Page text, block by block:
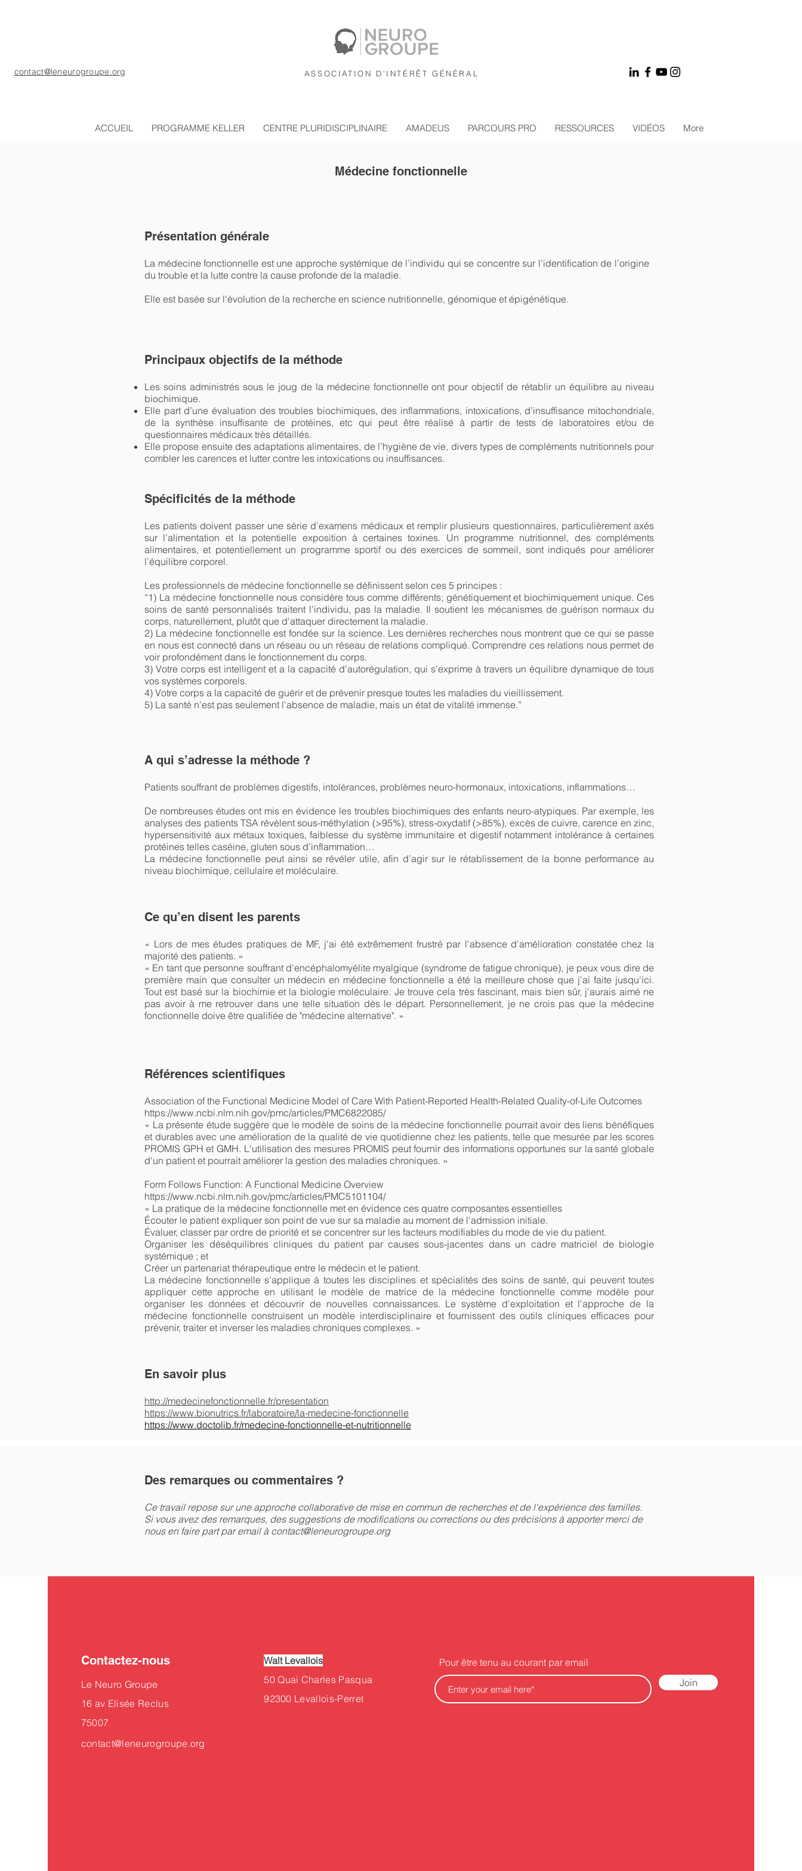
contact@leneurogroupe.org ASSOCIATION D'INTÉRÊT GÉNÉRAL
ACCUEIL PROGRAMME KELLER CENTRE PLURIDISCIPLINAIRE AMADEUS PARCOURS PRO RESSOURCES VIDÉOS More
Médecine fonctionnelle
Présentation générale
La médecine fonctionnelle est une approche systémique de l’individu qui se concentre sur l'identification de l’origine
du trouble et la lutte contre la cause profonde de la maladie.
Elle est basée sur l'évolution de la recherche en science nutritionnelle, génomique et épigénétique.
Principaux objectifs de la méthode
Les soins administrés sous le joug de la médecine fonctionnelle ont pour objectif de rétablir un équilibre au niveau
biochimique.
Elle part d’une évaluation des troubles biochimiques, des inflammations, intoxications, d’insuffisance mitochondriale,
de la synthèse insuffisante de protéines, etc qui peut être réalisé à partir de tests de laboratoires et/ou de
questionnaires médicaux très détaillés.
Elle propose ensuite des adaptations alimentaires, de l’hygiène de vie, divers types de compléments nutritionnels pour
combler les carences et lutter contre les intoxications ou insuffisances.
Spécificités de la méthode
Les patients doivent passer une série d’examens médicaux et remplir plusieurs questionnaires, particulièrement axés
sur l’alimentation et la potentielle exposition à certaines toxines. Un programme nutritionnel, des compléments
alimentaires, et potentiellement un programme sportif ou des exercices de sommeil, sont indiqués pour améliorer
l’équilibre corporel.
Les professionnels de médecine fonctionnelle se définissent selon ces 5 principes :
“1) La médecine fonctionnelle nous considère tous comme différents; génétiquement et biochimiquement unique. Ces
soins de santé personnalisés traitent l'individu, pas la maladie. Il soutient les mécanismes de guérison normaux du
corps, naturellement, plutôt que d'attaquer directement la maladie.
2) La médecine fonctionnelle est fondée sur la science. Les dernières recherches nous montrent que ce qui se passe
en nous est connecté dans un réseau ou un réseau de relations compliqué. Comprendre ces relations nous permet de
voir profondément dans le fonctionnement du corps.
3) Votre corps est intelligent et a la capacité d'autorégulation, qui s'exprime à travers un équilibre dynamique de tous
vos systèmes corporels.
4) Votre corps a la capacité de guérir et de prévenir presque toutes les maladies du vieillissement.
5) La santé n'est pas seulement l'absence de maladie, mais un état de vitalité immense.”
A qui s’adresse la méthode ?
Patients souffrant de problèmes digestifs, intolérances, problèmes neuro-hormonaux, intoxications, inflammations…
De nombreuses études ont mis en évidence les troubles biochimiques des enfants neuro-atypiques. Par exemple, les
analyses des patients TSA révèlent sous-méthylation (>95%), stress-oxydatif (>85%), excès de cuivre, carence en zinc,
hypersensitivité aux métaux toxiques, faiblesse du système immunitaire et digestif notamment intolérance à certaines
protéines telles caséine, gluten sous d’inflammation…
La médecine fonctionnelle peut ainsi se révéler utile, afin d’agir sur le rétablissement de la bonne performance au
niveau biochimique, cellulaire et moléculaire.
Ce qu’en disent les parents
« Lors de mes études pratiques de MF, j'ai été extrêmement frustré par l'absence d'amélioration constatée chez la
majorité des patients. »
« En tant que personne souffrant d'encéphalomyélite myalgique (syndrome de fatigue chronique), je peux vous dire de
première main que consulter un médecin en médecine fonctionnelle a été la meilleure chose que j'ai faite jusqu'ici.
Tout est basé sur la biochimie et la biologie moléculaire. Je trouve cela très fascinant, mais bien sûr, j'aurais aimé ne
pas avoir à me retrouver dans une telle situation dès le départ. Personnellement, je ne crois pas que la médecine
fonctionnelle doive être qualifiée de "médecine alternative". »
Références scientifiques
Association of the Functional Medicine Model of Care With Patient-Reported Health-Related Quality-of-Life Outcomes
https://www.ncbi.nlm.nih.gov/pmc/articles/PMC6822085/
« La présente étude suggère que le modèle de soins de la médecine fonctionnelle pourrait avoir des liens bénéfiques
et durables avec une amélioration de la qualité de vie quotidienne chez les patients, telle que mesurée par les scores
PROMIS GPH et GMH. L'utilisation des mesures PROMIS peut fournir des informations opportunes sur la santé globale
d'un patient et pourrait améliorer la gestion des maladies chroniques. »
Form Follows Function: A Functional Medicine Overview
https://www.ncbi.nlm.nih.gov/pmc/articles/PMC5101104/
« La pratique de la médecine fonctionnelle met en évidence ces quatre composantes essentielles
Écouter le patient expliquer son point de vue sur sa maladie au moment de l'admission initiale.
Évaluer, classer par ordre de priorité et se concentrer sur les facteurs modifiables du mode de vie du patient.
Organiser les déséquilibres cliniques du patient par causes sous-jacentes dans un cadre matriciel de biologie
systémique ; et
Créer un partenariat thérapeutique entre le médecin et le patient.
La médecine fonctionnelle s'applique à toutes les disciplines et spécialités des soins de santé, qui peuvent toutes
appliquer cette approche en utilisant le modèle de matrice de la médecine fonctionnelle comme modèle pour
organiser les données et découvrir de nouvelles connaissances. Le système d'exploitation et l'approche de la
médecine fonctionnelle construisent un modèle interdisciplinaire et fournissent des outils cliniques efficaces pour
prévenir, traiter et inverser les maladies chroniques complexes. »
En savoir plus
http://medecinefonctionnelle.fr/presentation
https://www.bionutrics.fr/laboratoire/la-medecine-fonctionnelle
https://www.doctolib.fr/medecine-fonctionnelle-et-nutritionnelle
Des remarques ou commentaires ?
Ce travail repose sur une approche collaborative de mise en commun de recherches et de l'expérience des familles.
Si vous avez des remarques, des suggestions de modifications ou corrections ou des précisions à apporter merci de
nous en faire part par email à contact@leneurogroupe.org
Contactez-nous
Le Neuro Groupe
16 av Elisée Reclus
75007
contact@leneurogroupe.org
Walt Levallois
50Quai Charles Pasqua
92300 Levallois-Perret
Pour être tenu au courant par email
Join